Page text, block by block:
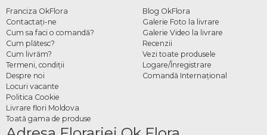
Franciza OkFlora
Contactaţi-ne
Cum sa faci o comandă?
Cum plătesc?
Cum livrăm?
Termeni, condiţii
Despre noi
Locuri vacante
Politica Cookie
Livrare flori Moldova
Toată gama de produse
Blog OkFlora
Galerie Foto la livrare
Galerie Video la livrare
Recenzii
Vezi toate produsele
Logare/Înregistrare
Comandă Internațional